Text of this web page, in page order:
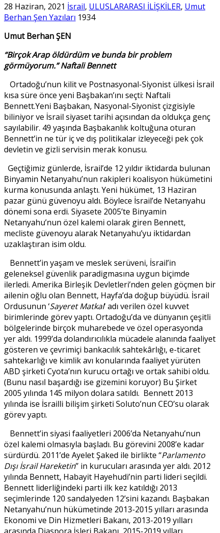
28 Haziran, 2021 İsrail, ULUSLARARASI İLİŞKİLER, Umut
Berhan Şen Yazıları 1934
Umut Berhan ŞEN
“Birçok Arap öldürdüm ve bunda bir problem
görmüyorum.” Naftali Bennett
Ortadoğu’nun kilit ve Postnasyonal-Siyonist ülkesi İsrail
kısa süre önce yeni Başbakan’ını seçti: Naftali
Bennett.Yeni Başbakan, Nasyonal-Siyonist çizgisiyle
biliniyor ve İsrail siyaset tarihi açısından da oldukça genç
sayılabilir. 49 yaşında Başbakanlık koltuğuna oturan
Bennett’in ne tür iç ve dış politikalar izleyeceği pek çok
devletin ve gizli servisin merak konusu.
Geçtiğimiz günlerde, İsrail’de 12 yıldır iktidarda bulunan
Binyamin Netanyahu’nun rakipleri koalisyon hükümetini
kurma konusunda anlaştı. Yeni hükümet, 13 Haziran
pazar günü güvenoyu aldı. Böylece İsrail’de Netanyahu
dönemi sona erdi. Siyasete 2005’te Binyamin
Netanyahu’nun özel kalemi olarak giren Bennett,
mecliste güvenoyu alarak Netanyahu’yu iktidardan
uzaklaştıran isim oldu.
Bennett’in yaşam ve meslek serüveni, İsrail’in
geleneksel güvenlik paradigmasına uygun biçimde
ilerledi. Amerika Birleşik Devletleri’nden gelen göçmen bir
ailenin oğlu olan Bennett, Hayfa’da doğup büyüdü. İsrail
Ordusunun ‘Sayeret Matkal‘ adı verilen özel kuvvet
birimlerinde görev yaptı. Ortadoğu’da ve dünyanın çeşitli
bölgelerinde birçok muharebede ve özel operasyonda
yer aldı. 1999’da dolandırıcılıkla mücadele alanında faaliyet
gösteren ve çevrimiçi bankacılık sahtekârlığı, e-ticaret
sahtekarlığı ve kimlik avı konularında faaliyet yürüten
ABD şirketi Cyota’nın kurucu ortağı ve ortak sahibi oldu.
(Bunu nasıl başardığı ise gizemini koruyor) Bu Şirket
2005 yılında 145 milyon dolara satıldı. Bennett 2013
yılında ise İsrailli bilişim şirketi Soluto’nun CEO’su olarak
görev yaptı.
Bennett’in siyasi faaliyetleri 2006’da Netanyahu’nun
özel kalemi olmasıyla başladı. Bu görevini 2008’e kadar
sürdürdü. 2011’de Ayelet Şaked ile birlikte “Parlamento
Dışı İsrail Hareketin” in kurucuları arasında yer aldı. 2012
yılında Bennett, Habayit Hayehudi’nin parti lideri seçildi.
Bennett liderliğindeki parti ilk kez katıldığı 2013
seçimlerinde 120 sandalyeden 12’sini kazandı. Başbakan
Netanyahu’nun hükümetinde 2013-2015 yılları arasında
Ekonomi ve Din Hizmetleri Bakanı, 2013-2019 yılları